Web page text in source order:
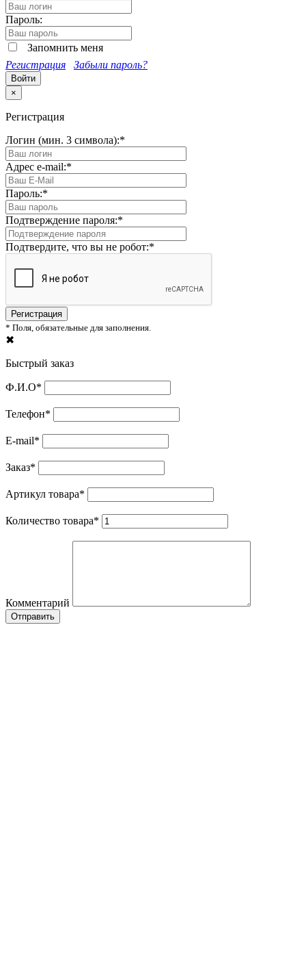
Пароль:
Запомнить меня
Регистрация
Забыли пароль?
×
Регистрация
Логин (мин. 3 символа):*
Адрес e-mail:*
Пароль:*
Подтверждение пароля:*
Подтвердите, что вы не робот:*
* Поля, обязательные для заполнения.
✖
Быстрый заказ
Ф.И.О*
Телефон*
E-mail*
Заказ*
Артикул товара*
Количество товара*
Комментарий
Отправить